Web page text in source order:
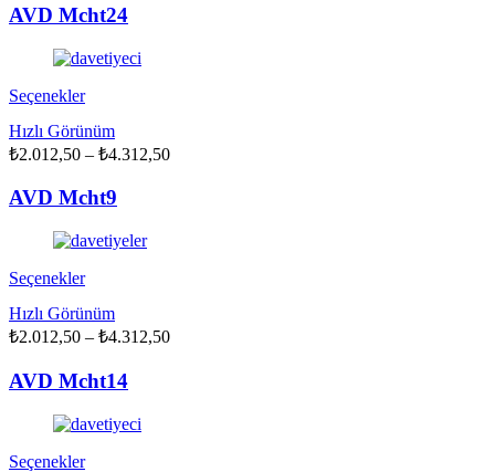
var.
Seçenekler
ürün
sayfasından
seçilebilir
AVD Mcht24
SeçeneklerBu
birden
fazla
var.
ürün
sayfasından
seçilebilir
Hızlı Görünüm
₺2.012,50 – ₺4.312,50Fiyat
AVD Mcht9
SeçeneklerBu
birden
fazla
var.
Seçenekler
ürün
sayfasından
seçilebilir
Hızlı Görünüm
₺2.012,50 – ₺4.312,50Fiyat
AVD Mcht14
SeçeneklerBu